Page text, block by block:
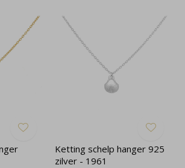
Ketting schelp hanger 925
zilver - 1961